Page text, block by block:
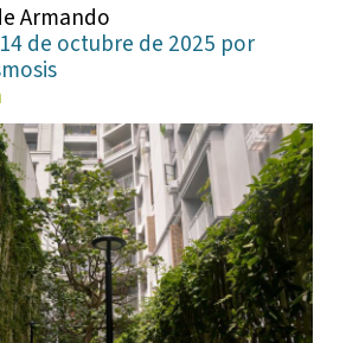
Armando
de octubre de 2025 por